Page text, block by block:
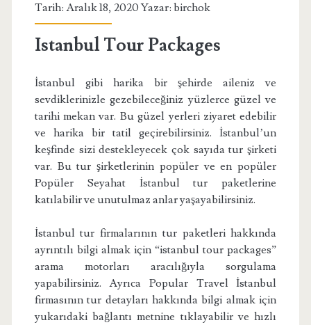
Tarih: Aralık 18, 2020 Yazar: birchok
Istanbul Tour Packages
İstanbul gibi harika bir şehirde aileniz ve
sevdiklerinizle gezebileceğiniz yüzlerce güzel ve
tarihi mekan var. Bu güzel yerleri ziyaret edebilir
ve harika bir tatil geçirebilirsiniz. İstanbul’un
keşfinde sizi destekleyecek çok sayıda tur şirketi
var. Bu tur şirketlerinin popüler ve en popüler
Popüler Seyahat İstanbul tur paketlerine
katılabilir ve unutulmaz anlar yaşayabilirsiniz.
İstanbul tur firmalarının tur paketleri hakkında
ayrıntılı bilgi almak için “istanbul tour packages”
arama motorları aracılığıyla sorgulama
yapabilirsiniz. Ayrıca Popular Travel İstanbul
firmasının tur detayları hakkında bilgi almak için
yukarıdaki bağlantı metnine tıklayabilir ve hızlı